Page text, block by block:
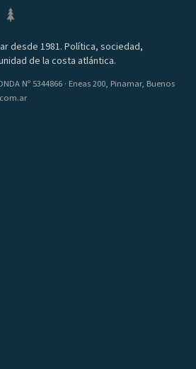
desde 1981. Política, sociedad,
de la costa atlántica.
Nº 5344866 · Eneas 200, Pinamar, Buenos